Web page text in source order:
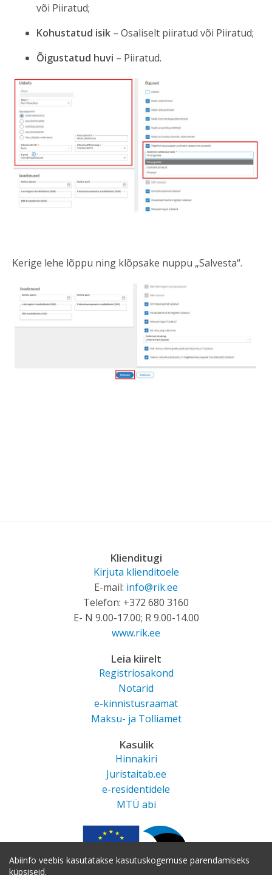
või Piiratud;
Kohustatud isik – Osaliselt piiratud või Piiratud;
Õigustatud huvi – Piiratud.
Kerige lehe lõppu ning klõpsake nuppu „Salvesta“.
Klienditugi
Kirjuta klienditoele
E-mail: info@rik.ee
Telefon: +372 680 3160
E- N 9.00-17.00; R 9.00-14.00
www.rik.ee
Leia kiirelt
Registriosakond
Notarid
e-kinnistusraamat
Maksu- ja Tolliamet
Kasulik
Hinnakiri
Juristaitab.ee
e-residentidele
MTÜ abi
Abiinfo veebis kasutatakse kasutuskogemuse parendamiseks
küpsiseid.